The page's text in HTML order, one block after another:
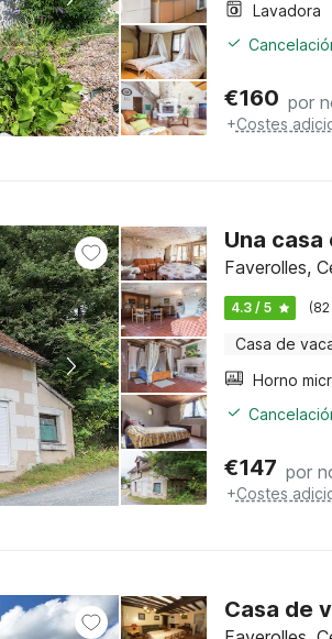
Lavadora
€160 por
+Costes
Una
Faverolles,
4.3 / 5
Casa de
Horno
€147 por
+Costes
Casa de